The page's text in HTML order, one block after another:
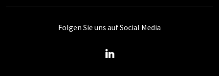
Folgen Sie uns auf Social Media